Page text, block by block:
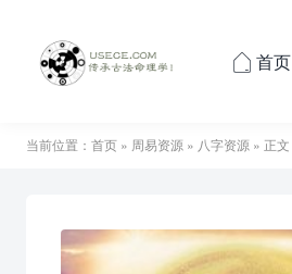
 首页
当前位置： 首页 » 周易资源 » 八字资源 » 正文